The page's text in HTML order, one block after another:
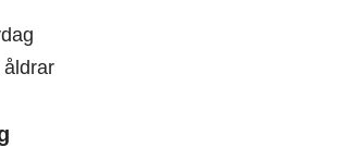
åldrar